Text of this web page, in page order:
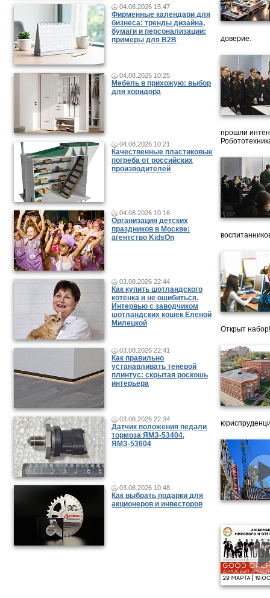
04.08.2026 15:47
Фирменные календари для
бизнеса: тренды дизайна,
бумаги и персонализации:
примеры для B2B
04.08.2026 10:25
Мебель в прихожую: выбор
для коридора
04.08.2026 10:21
Качественные пластиковые
погреба от российских
производителей
04.08.2026 10:16
Организация детских
праздников в Москве:
агентство KidsOn
03.08.2026 22:44
Как купить шотландского
котёнка и не ошибиться.
Интервью с заводчиком
шотландских кошек Еленой
Милецкой
03.08.2026 22:41
Как правильно
устанавливать теневой
плинтус: скрытая роскошь
интерьера
03.08.2026 22:34
Датчик положения педали
тормоза ЯМЗ-53404,
ЯМЗ-53604
03.08.2026 10:48
Как выбрать подарки для
акционеров и инвесторов
доверие.
прошли
Открыт набор!